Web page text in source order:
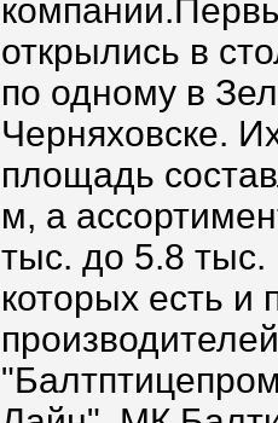
открылись в
по одному в
Черняховске.
площадь
м, а
тыс. до 5.8
которых есть и